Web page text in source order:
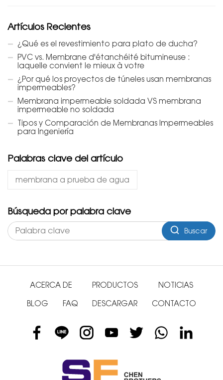
Artículos Recientes
¿Qué es el revestimiento para plato de ducha?
PVC vs. Membrane d'étanchéité bitumineuse :
laquelle convient le mieux à votre
¿Por qué los proyectos de túneles usan membranas
impermeables?
Membrana impermeable soldada VS membrana
impermeable no soldada
Tipos y Comparación de Membranas Impermeables
para Ingeniería
Palabras clave del artículo
membrana a prueba de agua
Búsqueda por palabra clave
Buscar
ACERCA DE PRODUCTOS NOTICIAS
BLOG FAQ DESCARGAR CONTACTO